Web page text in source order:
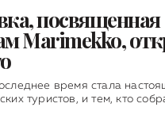
посвященная
Marimekko,
время стала
туристов, и тем, кто